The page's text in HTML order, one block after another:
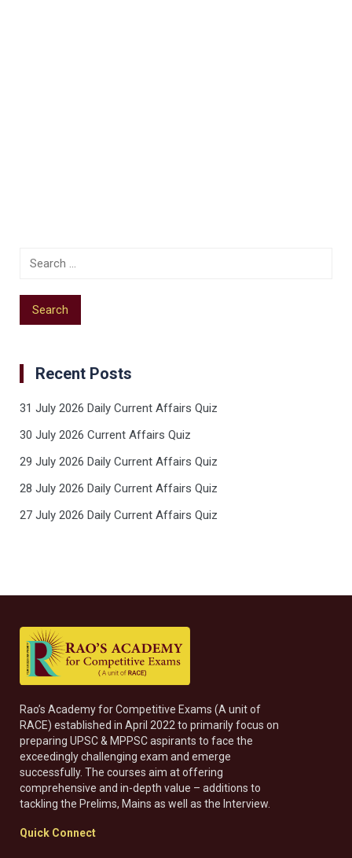
Recent Posts
31 July 2026 Daily Current Affairs Quiz
30 July 2026 Current Affairs Quiz
29 July 2026 Daily Current Affairs Quiz
28 July 2026 Daily Current Affairs Quiz
27 July 2026 Daily Current Affairs Quiz
Rao’s Academy for Competitive Exams (A unit of
RACE) established in April 2022 to primarily focus on
preparing UPSC & MPPSC aspirants to face the
exceedingly challenging exam and emerge
successfully. The courses aim at offering
comprehensive and in-depth value – additions to
tackling the Prelims, Mains as well as the Interview.
Quick Connect